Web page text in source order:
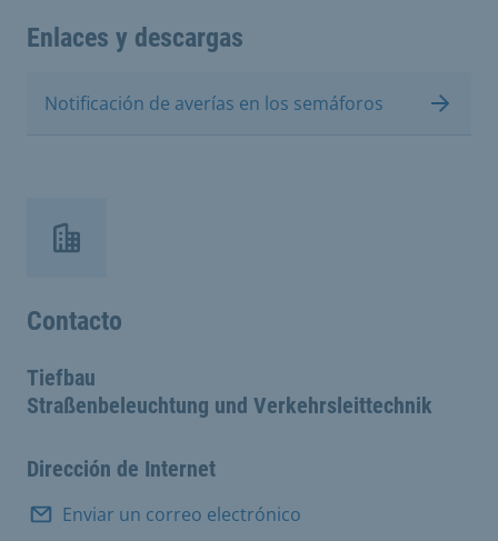
Enlaces y descargas
Notificación de averías en los semáforos
Contacto
Tiefbau
Straßenbeleuchtung und Verkehrsleittechnik
Dirección de Internet
Enviar un correo electrónico